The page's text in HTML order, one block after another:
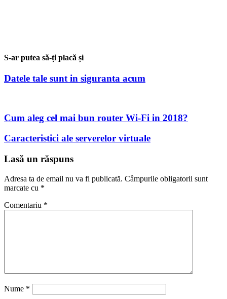
S-ar putea să-ți placă și
Datele tale sunt in siguranta acum
Cum aleg cel mai bun router Wi-Fi in 2018?
Caracteristici ale serverelor virtuale
Lasă un răspuns
Adresa ta de email nu va fi publicată. Câmpurile obligatorii sunt
marcate cu *
Comentariu *
Nume *